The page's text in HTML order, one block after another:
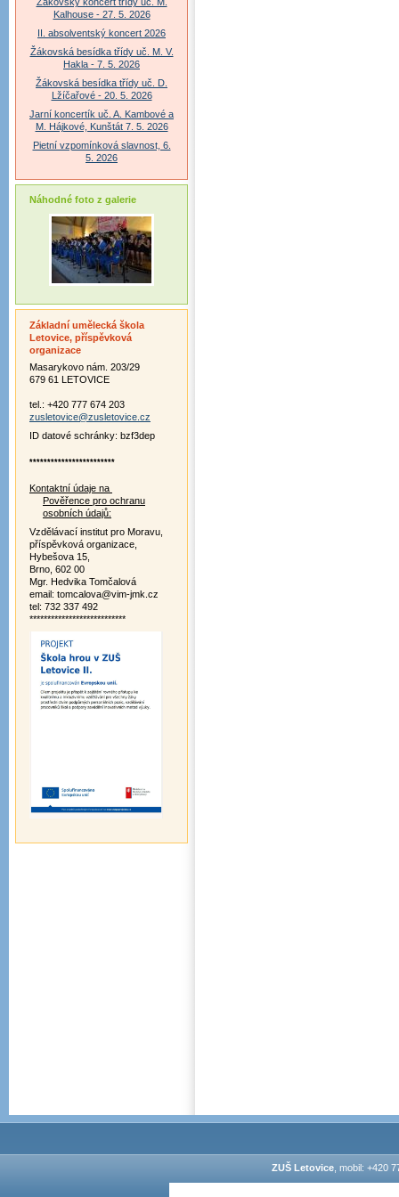
Kalhouse - 27. 5. 2026
II. absolventský koncert 2026
Žákovská besídka třídy uč. M. V.
Hakla - 7. 5. 2026
Žákovská besídka třídy uč. D.
Lžíčařové - 20. 5. 2026
Jarní koncertík uč. A. Kambové a
M. Hájkové, Kunštát 7. 5. 2026
Pietní vzpomínková slavnost, 6.
5. 2026
Náhodné foto z galerie
Základní umělecká škola
Letovice, příspěvková
organizace
Masarykovo nám. 203/29
679 61 LETOVICE
tel.: +420 777 674 203
zusletovice@zusletovice.cz
ID datové schránky: bzf3dep
************************
Kontaktní údaje na
Pověřence pro ochranu
osobních údajů:
Vzdělávací institut pro Moravu,
příspěvková organizace,
Hybešova 15,
Brno, 602 00
Mgr. Hedvika Tomčalová
email: tomcalova@vim-jmk.cz
tel: 732 337 492
***************************
ZUŠ Letovice, mobil: +420